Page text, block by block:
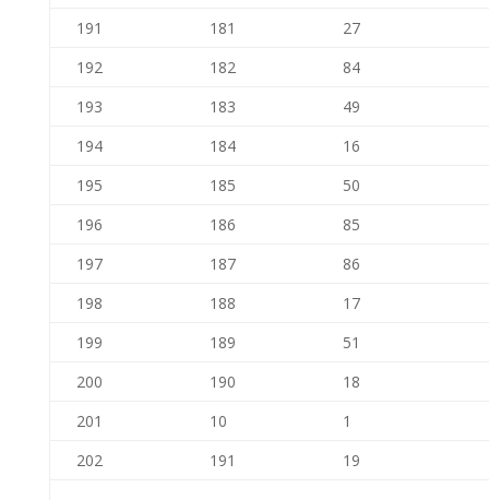
191
181
27
192
182
84
193
183
49
194
184
16
195
185
50
196
186
85
197
187
86
198
188
17
199
189
51
200
190
18
201
10
1
202
191 19